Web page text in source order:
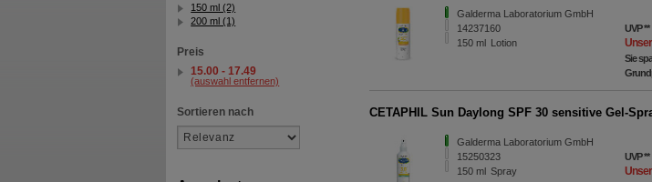
150 ml (2)
200 ml (1)
Preis
15.00 - 17.49
(auswahl entfernen)
Sortieren nach
Galderma Laboratorium GmbH
14237160
150 ml Lotion
UVP**
Sie
CETAPHIL Sun Daylong SPF 30 sensitive Gel-
Galderma Laboratorium GmbH
15250323
150 ml Spray
UVP**